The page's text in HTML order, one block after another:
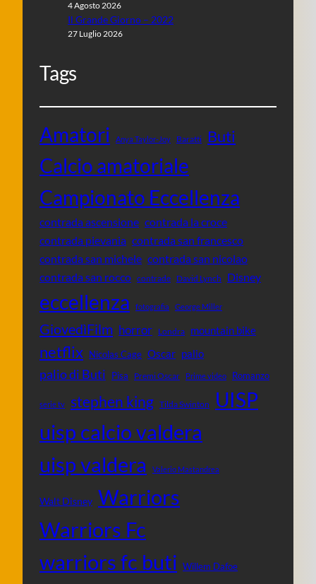
4 Agosto 2026
Il Grande Giorno – 2022
27 Luglio 2026
Tags
Amatori Anya Taylor-Joy Baratti Buti
Calcio amatoriale
Campionato Eccellenza
contrada ascensione contrada la croce
contrada pievania contrada san francesco
contrada san michele contrada san nicolao
contrada san rocco contrade David Lynch Disney
eccellenza fotografia George Miller
GiovedìFilm horror Londra mountain bike
netflix Nicolas Cage Oscar palio
palio di Buti Pisa Premi Oscar Prime video Romanzo
serie tv stephen king Tilda Swinton UISP
uisp calcio valdera
uisp valdera
Valerio Mastandrea
Walt Disney Warriors
Warriors Fc
warriors fc buti Willem Dafoe